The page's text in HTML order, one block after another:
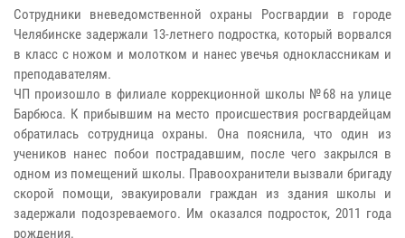
Сотрудники вневедомственной охраны Росгвардии в городе
Челябинске задержали 13-летнего подростка, который ворвался
в класс с ножом и молотком и нанес увечья одноклассникам и
преподавателям.
ЧП произошло в филиале коррекционной школы №68 на улице
Барбюса. К прибывшим на место происшествия росгвардейцам
обратилась сотрудница охраны. Она пояснила, что один из
учеников нанес побои пострадавшим, после чего закрылся в
одном из помещений школы. Правоохранители вызвали бригаду
скорой помощи, эвакуировали граждан из здания школы и
задержали подозреваемого. Им оказался подросток, 2011 года
рождения.